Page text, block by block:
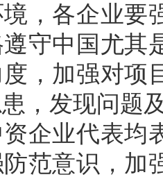
，各企业要
守中国尤其
，加强对项
，发现问题
业代表均表
范意识，加